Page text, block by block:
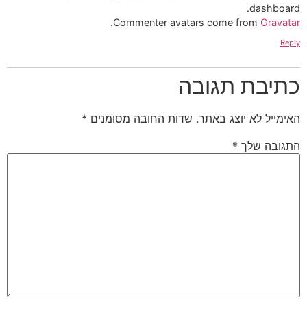
dashboard.
Commenter avatars come from Gravatar
.
Reply
כתיבת תגובה
האימייל לא יוצג באתר. שדות החובה מסומנים *
התגובה שלך *